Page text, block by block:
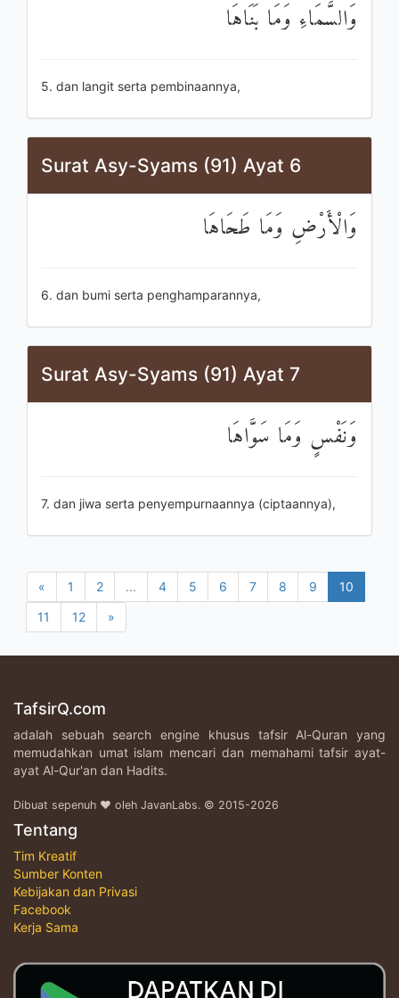
وَالسَّمَاءِ وَمَا بَنَاهَا
5. dan langit serta pembinaannya,
Surat Asy-Syams (91) Ayat 6
وَالْأَرْضِ وَمَا طَحَاهَا
6. dan bumi serta penghamparannya,
Surat Asy-Syams (91) Ayat 7
وَنَفْسٍ وَمَا سَوَّاهَا
7. dan jiwa serta penyempurnaannya (ciptaannya),
« 1 2 ... 4 5 6 7 8 9
10
11
12 »
TafsirQ.com
adalah sebuah search engine khusus tafsir Al-Quran yang
memudahkan umat islam mencari dan memahami tafsir ayat-
ayat Al-Qur'an dan Hadits.
Dibuat sepenuh ♥ oleh JavanLabs. © 2015-2026
Tentang
Tim Kreatif
Sumber Konten
Kebijakan dan Privasi
Facebook
Kerja Sama